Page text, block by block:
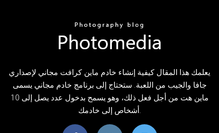
يعلمك هذا المقال كيفية إنشاء خادم ماين كرافت مجاني لإصداري
جافا والجيب من اللعبة. ستحتاج إلى برنامج خادم مجاني يسمى
ماين هت من أجل فعل ذلك، وهو يسمح بدخول عدد يصل إلى 10